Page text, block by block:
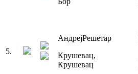
5.
АндрејРешетар
Крушевац,
Крушевац